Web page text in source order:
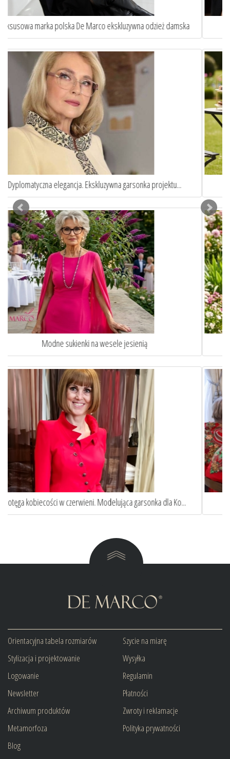
Sztuka idealnego dopasowania. Oto jak szycie na miarę ...
Eleganckie garnitury damskie szyte na miarę
Jak ubrać się na komunie wnuka lub wnuczki?
Elegancka niebieska sukienka wizytowa w stylu Pierwszej...
Orientacyjna tabela rozmiarów
Stylizacja i projektowanie
Logowanie
Newsletter
Archiwum produktów
Metamorfoza
Blog
Szycie na miarę
Wysyłka
Regulamin
Płatności
Zwroty i reklamacje
Polityka prywatności